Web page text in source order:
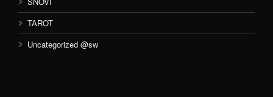
TAROT
Uncategorized @sw